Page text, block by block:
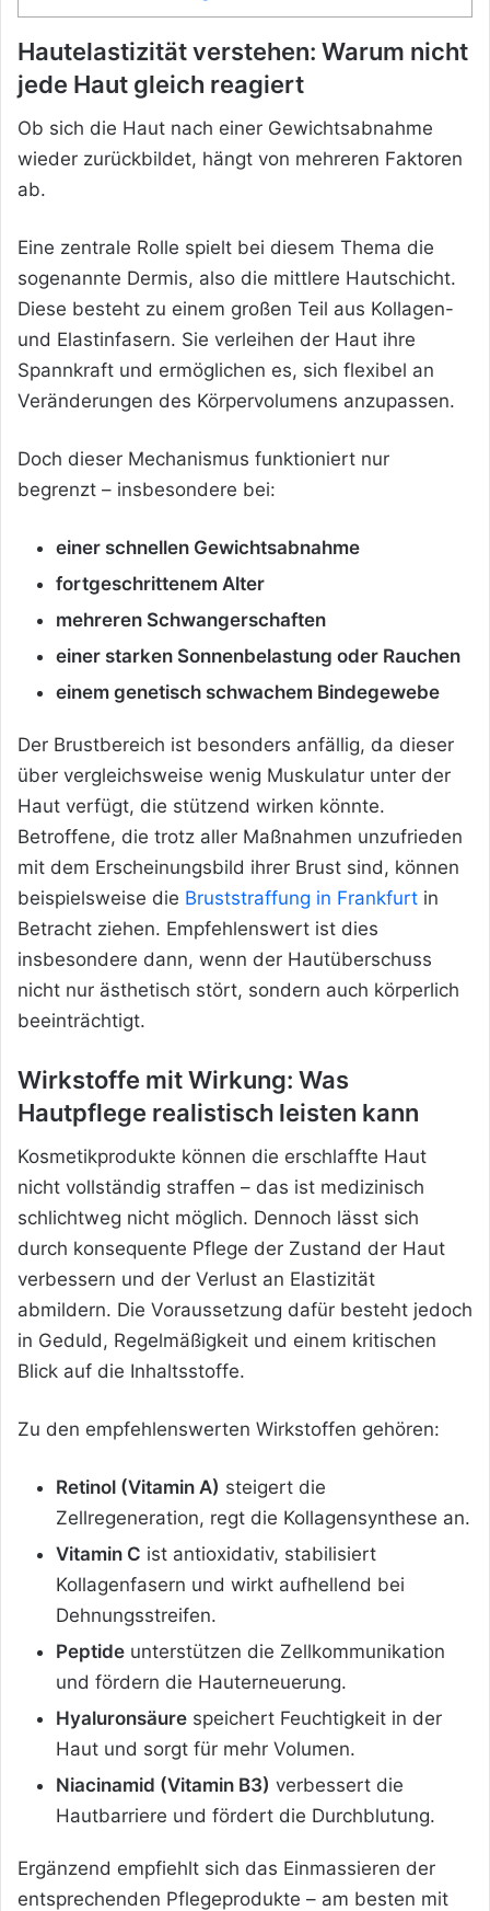
Hautelastizität verstehen: Warum nicht
jede Haut gleich reagiert
Ob sich die Haut nach einer Gewichtsabnahme
wieder zurückbildet, hängt von mehreren Faktoren
ab.
Eine zentrale Rolle spielt bei diesem Thema die
sogenannte Dermis, also die mittlere Hautschicht.
Diese besteht zu einem großen Teil aus Kollagen-
und Elastinfasern. Sie verleihen der Haut ihre
Spannkraft und ermöglichen es, sich flexibel an
Veränderungen des Körpervolumens anzupassen.
Doch dieser Mechanismus funktioniert nur
begrenzt – insbesondere bei:
einer schnellen Gewichtsabnahme
fortgeschrittenem Alter
mehreren Schwangerschaften
einer starken Sonnenbelastung oder Rauchen
einem genetisch schwachem Bindegewebe
Der Brustbereich ist besonders anfällig, da dieser
über vergleichsweise wenig Muskulatur unter der
Haut verfügt, die stützend wirken könnte.
Betroffene, die trotz aller Maßnahmen unzufrieden
mit dem Erscheinungsbild ihrer Brust sind, können
beispielsweise die Bruststraffung in Frankfurt in
Betracht ziehen. Empfehlenswert ist dies
insbesondere dann, wenn der Hautüberschuss
nicht nur ästhetisch stört, sondern auch körperlich
beeinträchtigt.
Wirkstoffe mit Wirkung: Was
Hautpflege realistisch leisten kann
Kosmetikprodukte können die erschlaffte Haut
nicht vollständig straffen – das ist medizinisch
schlichtweg nicht möglich. Dennoch lässt sich
durch konsequente Pflege der Zustand der Haut
verbessern und der Verlust an Elastizität
abmildern. Die Voraussetzung dafür besteht jedoch
in Geduld, Regelmäßigkeit und einem kritischen
Blick auf die Inhaltsstoffe.
Zu den empfehlenswerten Wirkstoffen gehören:
Retinol (Vitamin A) steigert die
Zellregeneration, regt die Kollagensynthese an.
Vitamin C ist antioxidativ, stabilisiert
Kollagenfasern und wirkt aufhellend bei
Dehnungsstreifen.
Peptide unterstützen die Zellkommunikation
und fördern die Hauterneuerung.
Hyaluronsäure speichert Feuchtigkeit in der
Haut und sorgt für mehr Volumen.
Niacinamid (Vitamin B3) verbessert die
Hautbarriere und fördert die Durchblutung.
Ergänzend empfiehlt sich das Einmassieren der
entsprechenden Pflegeprodukte – am besten mit